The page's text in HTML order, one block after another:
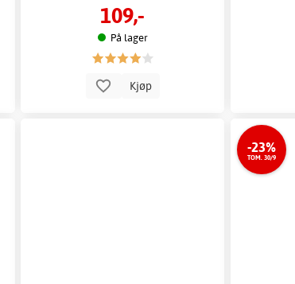
109,-
På lager
Kjøp
-23%
TOM. 30/9